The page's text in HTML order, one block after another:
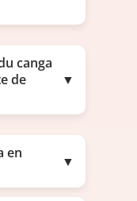
canga
de
▼
en
▼